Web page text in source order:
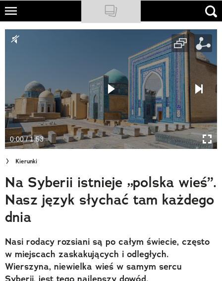
Skip
main
NATIONAL GEOGRAPHIC
Sklep
Newsletter
Cuda Polski
Wielki Konkurs Fotograficzny
Trendbook Podróżniczy
Polecane
0:00 / 1:53
Kierunki
Na Syberii istnieje „polska wieś”.
Nasz język słychać tam każdego
dnia
Nasi rodacy rozsiani są po całym świecie, często
w miejscach zaskakujących i odległych.
Wierszyna, niewielka wieś w samym sercu